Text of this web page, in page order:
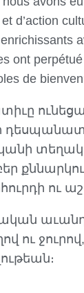
d’action
ont
de
ու
ու